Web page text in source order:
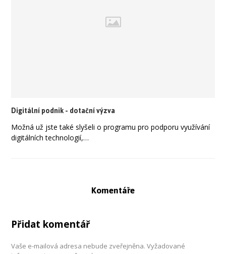
Digitální podnik - dotační výzva
Možná už jste také slyšeli o programu pro podporu využívání
digitálních technologií,…
Komentáře
Přidat komentář
Vaše e-mailová adresa nebude zveřejněna. Vyžadované